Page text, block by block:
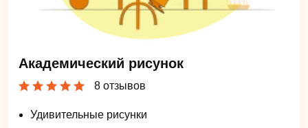
Академический рисунок
8 отзывов
Удивительные рисунки